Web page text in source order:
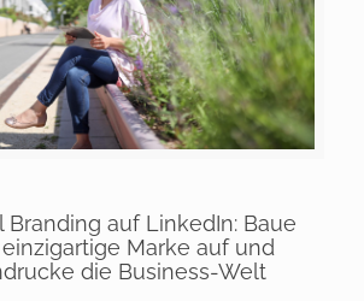
Branding auf LinkedIn: Baue
Marke auf und
die Business-Welt